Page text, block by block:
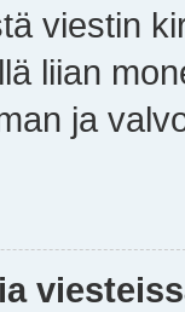
viestin
liian
ja